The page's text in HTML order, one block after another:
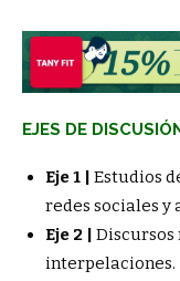
EJES DE
Eje 1 | Estudios
redes sociales y
Eje 2 | Discursos
interpelaciones.